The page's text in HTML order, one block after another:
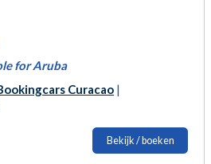
for Aruba
Curacao |
Bekijk / boeken